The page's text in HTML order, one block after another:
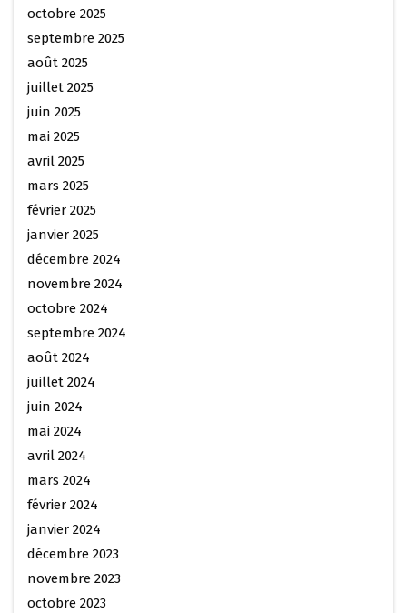
octobre 2025
septembre 2025
août 2025
juillet 2025
juin 2025
mai 2025
avril 2025
mars 2025
février 2025
janvier 2025
décembre 2024
novembre 2024
octobre 2024
septembre 2024
août 2024
juillet 2024
juin 2024
mai 2024
avril 2024
mars 2024
février 2024
janvier 2024
décembre 2023
novembre 2023
octobre 2023